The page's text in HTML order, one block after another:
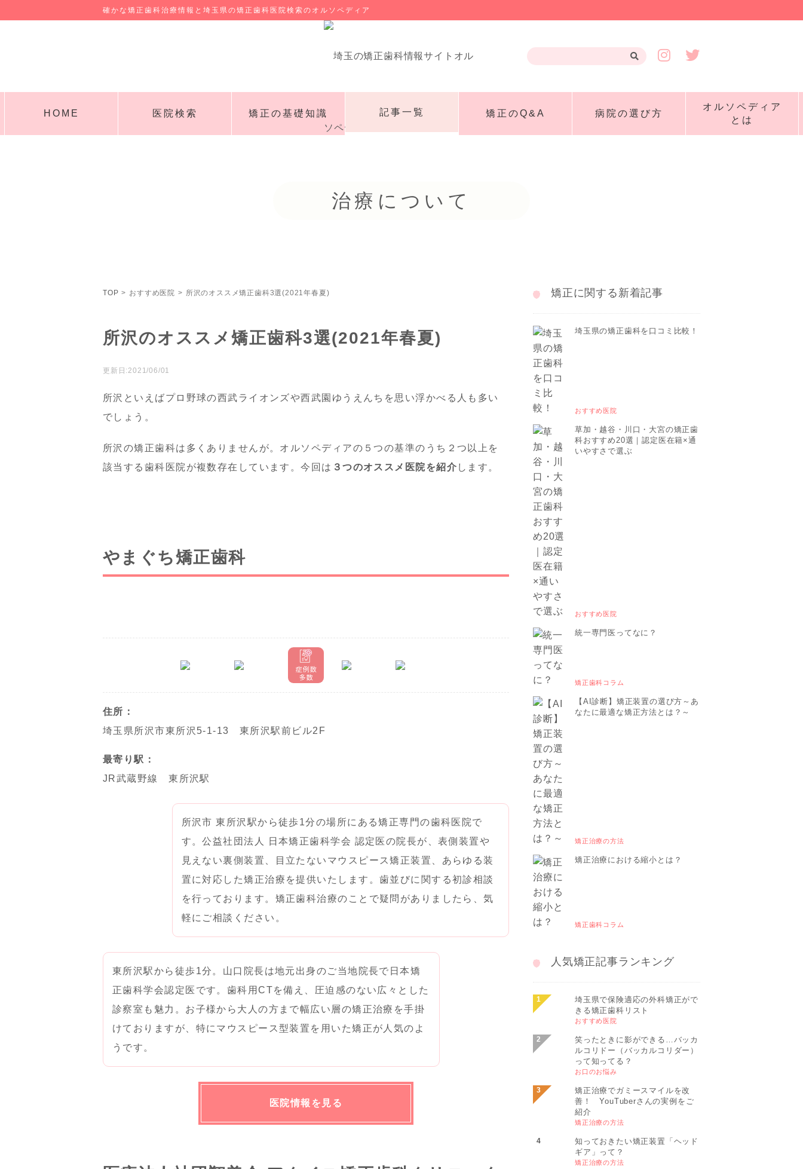
確かな矯正歯科治療情報と埼玉県の矯正歯科医院検索のオルソペディア
HOME 医院検索 矯正の基礎知識 記事一覧 矯正のQ&A 病院の選び方
オルソペディア
とは
治療について
TOP おすすめ医院 所沢のオススメ矯正歯科3選(2021年春夏)
所沢のオススメ矯正歯科3選(2021年春夏)
更新日:2021/06/01
所沢といえばプロ野球の西武ライオンズや西武園ゆうえんちを思い浮かべる人も多い
でしょう。
所沢の矯正歯科は多くありませんが。オルソペディアの５つの基準のうち２つ以上を
該当する歯科医院が複数存在しています。今回は ３つのオススメ医院を紹介 します。
やまぐち矯正歯科
住所：
埼玉県所沢市東所沢5-1-13 東所沢駅前ビル2F
最寄り駅：
JR武蔵野線 東所沢駅
所沢市 東所沢駅から徒歩1分の場所にある矯正専門の歯科医院で
す。公益社団法人 日本矯正歯科学会 認定医の院長が、表側装置や
見えない裏側装置、目立たないマウスピース矯正装置、あらゆる装
置に対応した矯正治療を提供いたします。歯並びに関する初診相談
を行っております。矯正歯科治療のことで疑問がありましたら、気
軽にご相談ください。
東所沢駅から徒歩1分。山口院長は地元出身のご当地院長で日本矯
正歯科学会認定医です。歯科用CTを備え、圧迫感のない広々とした
診察室も魅力。お子様から大人の方まで幅広い層の矯正治療を手掛
けておりますが、特にマウスピース型装置を用いた矯正が人気のよ
うです。
医院情報を見る
矯正に関する新着記事
埼玉県の矯正歯科を口コミ比較！
おすすめ医院
草加・越谷・川口・大宮の矯正歯
科おすすめ20選｜認定医在籍×通
いやすさで選ぶ
おすすめ医院
統一専門医ってなに？
矯正歯科コラム
【AI診断】矯正装置の選び方～あ
なたに最適な矯正方法とは？～
矯正治療の方法
矯正治療における縮小とは？
矯正歯科コラム
人気矯正記事ランキング
埼玉県で保険適応の外科矯正がで
きる矯正歯科リスト
おすすめ医院
笑ったときに影ができる…バッカ
ルコリドー（バッカルコリダー）
って知ってる？
お口のお悩み
矯正治療でガミースマイルを改
善！ YouTuberさんの実例をご
紹介
矯正治療の方法
知っておきたい矯正装置「ヘッド
ギア」って？
矯正治療の方法